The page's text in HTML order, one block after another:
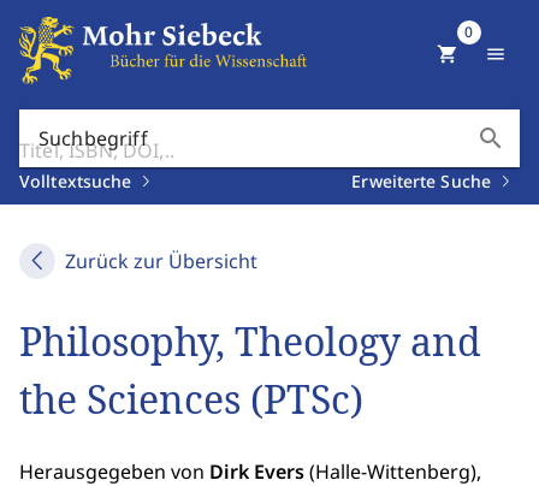
Suchbegriff search
Volltextsuche Erweiterte Suche
shopping_cart
0
menu
Zurück zur Übersicht
Philosophy, Theology and
the Sciences (PTSc)
Herausgegeben von Dirk Evers(Halle-Wittenberg),